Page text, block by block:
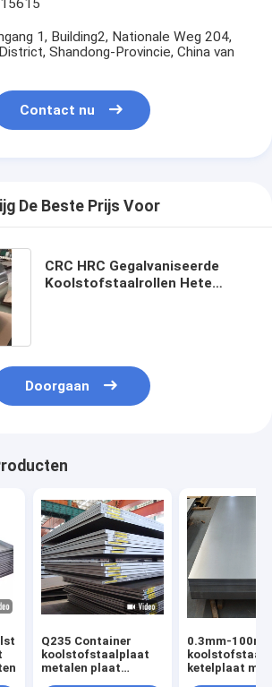
1, Building2, Nationale Weg 204,
Shandong-Provincie, China van
Contact nu
De Beste Prijs Voor
CRC HRC Gegalvaniseerde
Koolstofstaalrollen Hete
Doorgaan
Q235 Container
koolstofstaalplaat
metalen plaat
0.3mm-
koolstofstaal
ketelplaat met